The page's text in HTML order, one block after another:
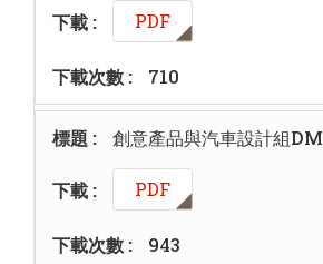
PDF
710
創意產品與汽車設計組DM
PDF
943